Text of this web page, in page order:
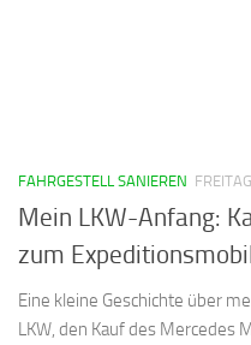
FAHRGESTELL SANIEREN
Mein LKW-Anfang:
zum
Eine kleine Geschichte über
LKW, den Kauf des Mercedes